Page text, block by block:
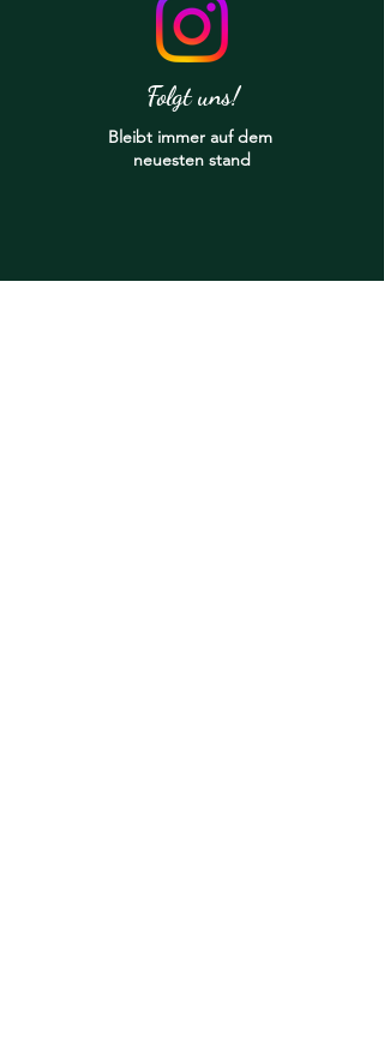
Folgt uns!
Bleibtimmer auf dem
neuesten stand